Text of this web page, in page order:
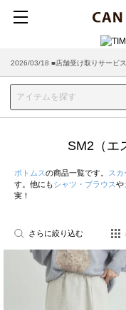
2026/03/18 ■店舗受け取りサービ
SM2（エ
ボトムスの商品一覧です。 スカ
す。他にもシャツ・ブラウスや
実！
さらに絞り込む